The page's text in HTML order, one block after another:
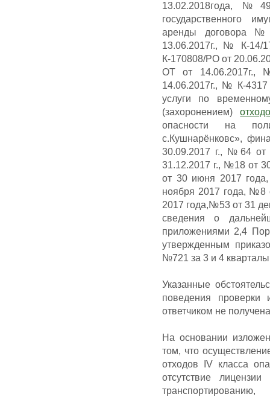
13.02.2018года,
государственного
аренды договора
13.06.2017г., № К-14/
К-170808/РО от
ОТ от 14.06.2017г.,
14.06.2017г., № К-
услуги по
(захоронением)
опасности на
с.Кушнарёнковс»,
30.09.2017 г., №64
31.12.2017 г., №18 от
от 30 июня 2017
ноября 2017 года, №8
2017 года,№53 от 31
сведения о
приложениями 2,4
утвержденным
№721 за 3 и 4
Указанные
поведения проверки
ответчиком не
На основании
том, что
отходов IV класса
отсутствие